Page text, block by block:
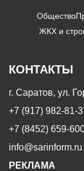
Общество
ЖКХ и
КОНТАКТЫ
г. Саратов, ул.
+7 (917) 982-81-
+7 (8452) 659-
info@sarinform.ru
РЕКЛАМА